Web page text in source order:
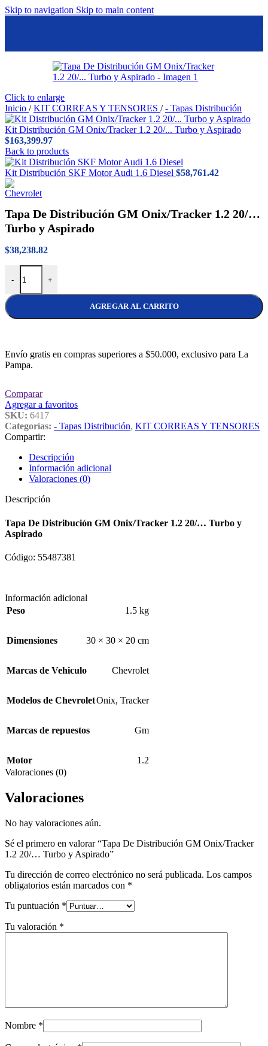
Skip to navigation Skip to main content
Click to enlarge
Inicio / KIT CORREAS Y TENSORES / - Tapas Distribución
Kit Distribución GM Onix/Tracker 1.2 20/... Turbo y Aspirado
$163,399.97
Back to products
Kit Distribución SKF Motor Audi 1.6 Diesel $58,761.42
Tapa De Distribución GM Onix/Tracker 1.2 20/…
Turbo y Aspirado
$38,238.82
-
Tapa De Distribución GM Onix/Tracker 1.2 20/... Turbo y Aspirado
+
AGREGAR AL CARRITO
Envío gratis en compras superiores a $50.000, exclusivo para La
Pampa.
Comparar
Agregar a favoritos
SKU: 6417
Categorías: - Tapas Distribución, KIT CORREAS Y TENSORES
Compartir:
Descripción
Información adicional
Valoraciones (0)
Descripción
Tapa De Distribución GM Onix/Tracker 1.2 20/… Turbo y
Aspirado
Código: 55487381
Información adicional
Peso
1.5 kg
Dimensiones 30 × 30 × 20 cm
Marcas de Vehiculo Chevrolet
Modelos de ChevroletOnix, Tracker
Marcas de repuestos Gm
Motor
1.2
Valoraciones (0)
Valoraciones
No hay valoraciones aún.
Sé el primero en valorar “Tapa De Distribución GM Onix/Tracker
1.2 20/… Turbo y Aspirado”
Tu dirección de correo electrónico no será publicada. Los campos
obligatorios están marcados con *
Tu puntuación *
Tu valoración *
Nombre *